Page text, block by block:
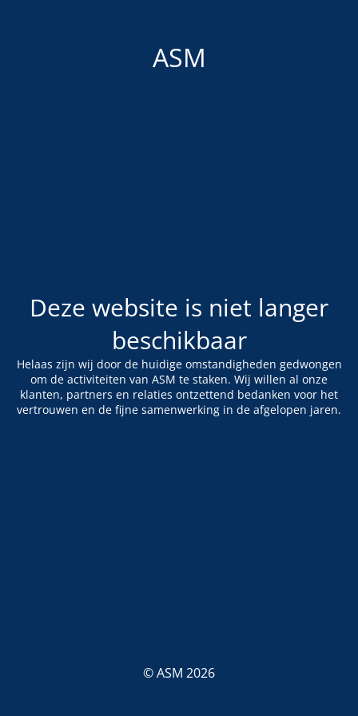
ASM
Deze website is niet langer
beschikbaar
Helaas zijn wij door de huidige omstandigheden gedwongen
om de activiteiten van ASM te staken. Wij willen al onze
klanten, partners en relaties ontzettend bedanken voor het
vertrouwen en de fijne samenwerking in de afgelopen jaren.
© ASM 2026